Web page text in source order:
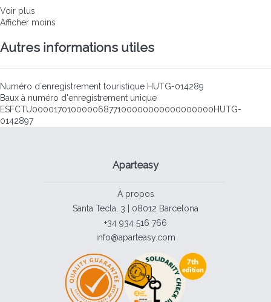
Voir plus
Afficher moins
Autres informations utiles
Numéro d´enregistrement touristique HUTG-014289
Baux à numéro d'enregistrement unique
ESFCTU00001701000006877100000000000000000HUTG-
0142897
Aparteasy
À propos
Santa Tecla, 3 | 08012 Barcelona
+34 934 516 766
info@aparteasy.com